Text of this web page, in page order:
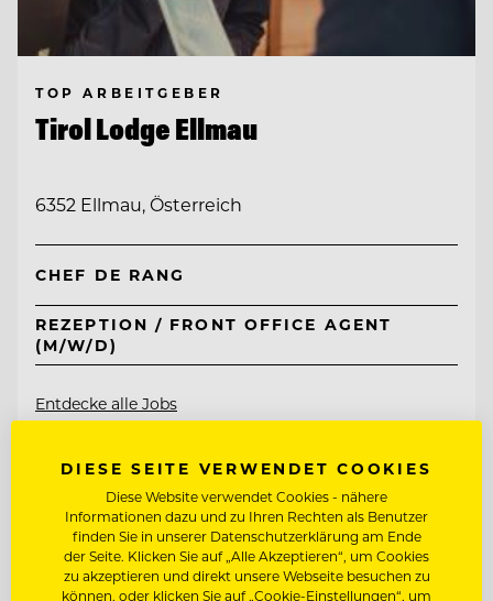
TOP ARBEITGEBER
Tirol Lodge Ellmau
6352 Ellmau, Österreich
CHEF DE RANG
REZEPTION / FRONT OFFICE AGENT
(M/W/D)
Entdecke alle Jobs
DIESE SEITE VERWENDET COOKIES
Diese Website verwendet Cookies - nähere
Informationen dazu und zu Ihren Rechten als Benutzer
finden Sie in unserer Datenschutzerklärung am Ende
der Seite. Klicken Sie auf „Alle Akzeptieren“, um Cookies
zu akzeptieren und direkt unsere Webseite besuchen zu
können, oder klicken Sie auf „Cookie-Einstellungen“, um